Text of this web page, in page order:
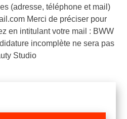
(adresse, téléphone et mail)
Merci de préciser pour
en intitulant votre mail : BWW
incomplète ne sera pas
Studio